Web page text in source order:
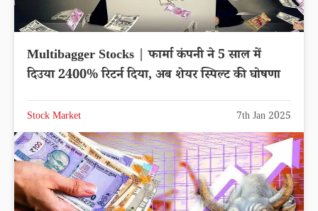
Multibagger Stocks | फार्मा कंपनी ने 5 साल में
दिउया 2400% रिटर्न दिया, अब शेयर स्पिल्ट की घोषणा
Stock Market 7th Jan 2025